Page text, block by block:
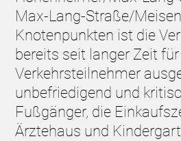
Max-Lang-Straße/
Knotenpunkten ist die
bereits seit langer Zeit
Verkehrsteilnehmer
unbefriedigend und
Fußgänger, die
Ärztehaus und